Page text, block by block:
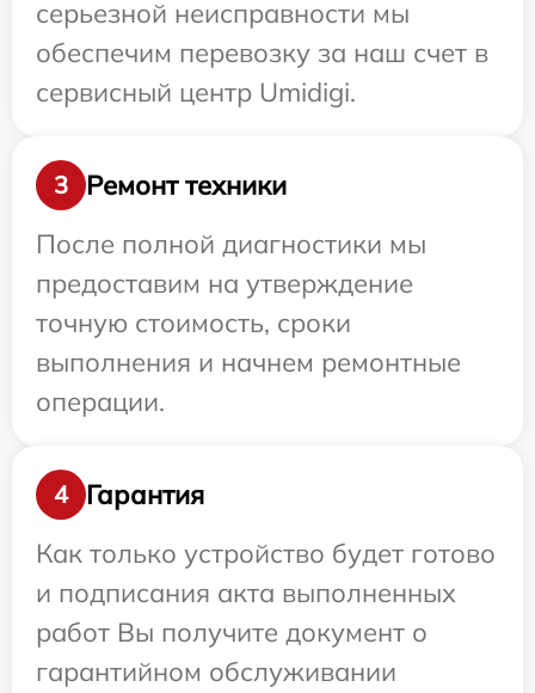
серьезной неисправности мы
обеспечим перевозку за наш счет в
сервисный центр Umidigi.
3
Ремонт техники
После полной диагностики мы
предоставим на утверждение
точную стоимость, сроки
выполнения и начнем ремонтные
операции.
4
Гарантия
Как только устройство будет готово
и подписания акта выполненных
работ Вы получите документ о
гарантийном обслуживании